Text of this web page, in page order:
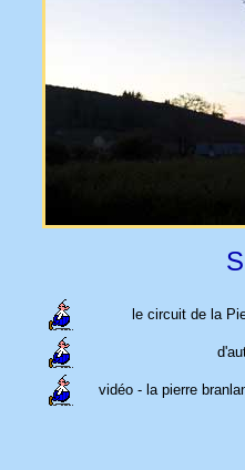
le circuit de la
vidéo - la pierre